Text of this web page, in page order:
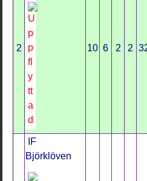
2 10 6 2 2
IF
Björklöven